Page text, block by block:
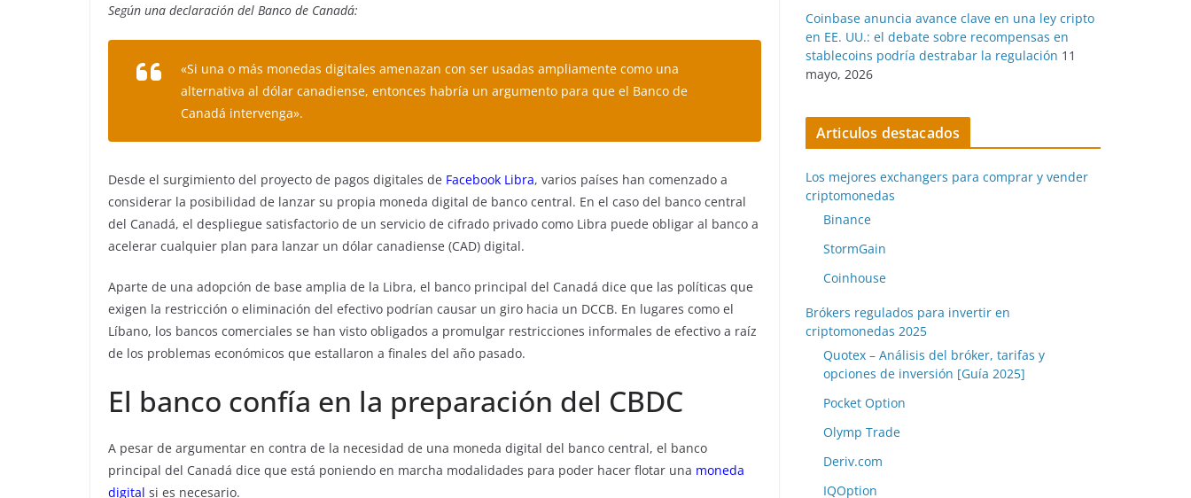
Según una declaración del Banco de Canadá:
«Si una o más monedas digitales amenazan con ser usadas ampliamente como una
alternativa al dólar canadiense, entonces habría un argumento para que el Banco de
Canadá intervenga».
Desde el surgimiento del proyecto de pagos digitales de Facebook Libra, varios países han comenzado a
considerar la posibilidad de lanzar su propia moneda digital de banco central. En el caso del banco central
del Canadá, el despliegue satisfactorio de un servicio de cifrado privado como Libra puede obligar al banco a
acelerar cualquier plan para lanzar un dólar canadiense (CAD) digital.
Aparte de una adopción de base amplia de la Libra, el banco principal del Canadá dice que las políticas que
exigen la restricción o eliminación del efectivo podrían causar un giro hacia un DCCB. En lugares como el
Líbano, los bancos comerciales se han visto obligados a promulgar restricciones informales de efectivo a raíz
de los problemas económicos que estallaron a finales del año pasado.
El banco confía en la preparación del CBDC
A pesar de argumentar en contra de la necesidad de una moneda digital del banco central, el banco
principal del Canadá dice que está poniendo en marcha modalidades para poder hacer flotar una moneda
digital si es necesario.
Coinbase anuncia avance clave en una ley cripto
en EE. UU.: el debate sobre recompensas en
stablecoins podría destrabar la regulación 11
mayo, 2026
Articulos destacados
Los mejores exchangers para comprar y vender
criptomonedas
Binance
StormGain
Coinhouse
Brókers regulados para invertir en
criptomonedas 2025
Quotex – Análisis del bróker, tarifas y
opciones de inversión [Guía 2025]
Pocket Option
Olymp Trade
Deriv.com
IQOption